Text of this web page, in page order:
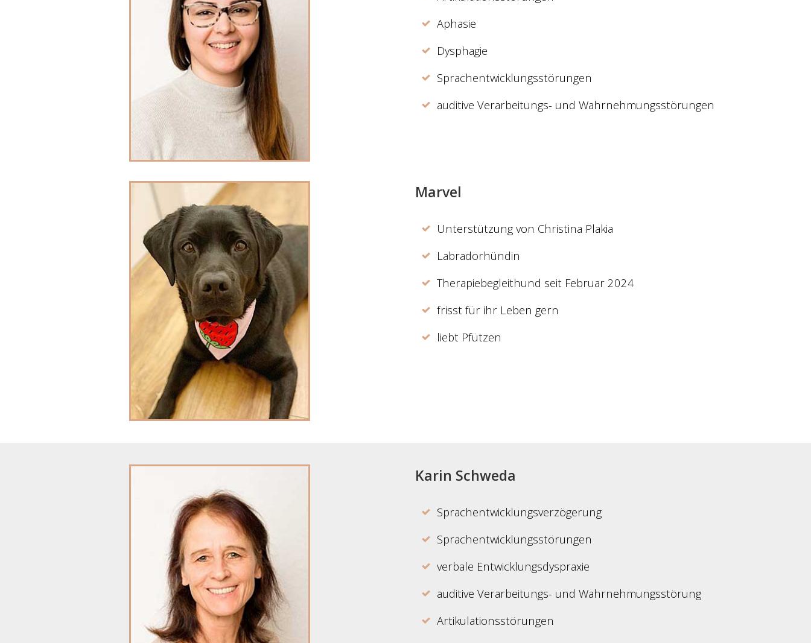
Aphasie
Dysphagie
Sprachentwicklungsstörungen
auditive Verarbeitungs- und Wahrnehmungsstörungen
Marvel
Unterstützung von Christina Plakia
Labradorhündin
Therapiebegleithund seit Februar 2024
frisst für ihr Leben gern
liebt Pfützen
Karin Schweda
Sprachentwicklungsverzögerung
Sprachentwicklungsstörungen
verbale Entwicklungsdyspraxie
auditive Verarbeitungs- und Wahrnehmungsstörung
Artikulationsstörungen